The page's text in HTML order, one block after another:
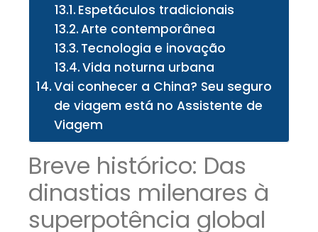
Espetáculos tradicionais
Arte contemporânea
Tecnologia e inovação
Vida noturna urbana
Vai conhecer a China? Seu seguro
de viagem está no Assistente de
Viagem
Breve histórico: Das
dinastias milenares à
superpotência global